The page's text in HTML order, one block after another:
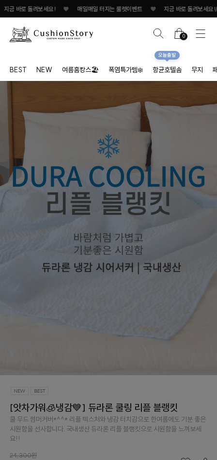
일매일 터지는 룰렛이벤트 지금 바로 돌려보세요! 매일매일 터지는 룰렛이
0
BEST NEW 여름홈캉스🏖 폭염특가템❄️ 항균호텔솜
오늘출발
무지
[앗차가워🧊냉감💙] 듀라론 쿨링 리플 블랭킷
쿨 무드 썸머커버*^^* 리플 텍스처와 냉감 터치감으로 한여름에도 기분 좋은
시원함을 선사합니다. 국내생산 듀라론 리플 블랭킷으로 시원함을 느껴보세
요!!
24,300원